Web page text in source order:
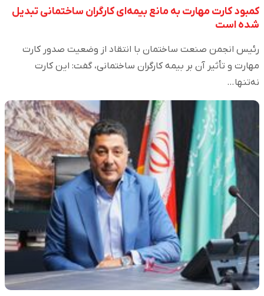
کمبود کارت مهارت به مانع بیمه‌ای کارگران ساختمانی تبدیل
شده است
رئیس انجمن صنعت ساختمان با انتقاد از وضعیت صدور کارت
مهارت و تأثیر آن بر بیمه کارگران ساختمانی، گفت: این کارت
نه‌تنها…